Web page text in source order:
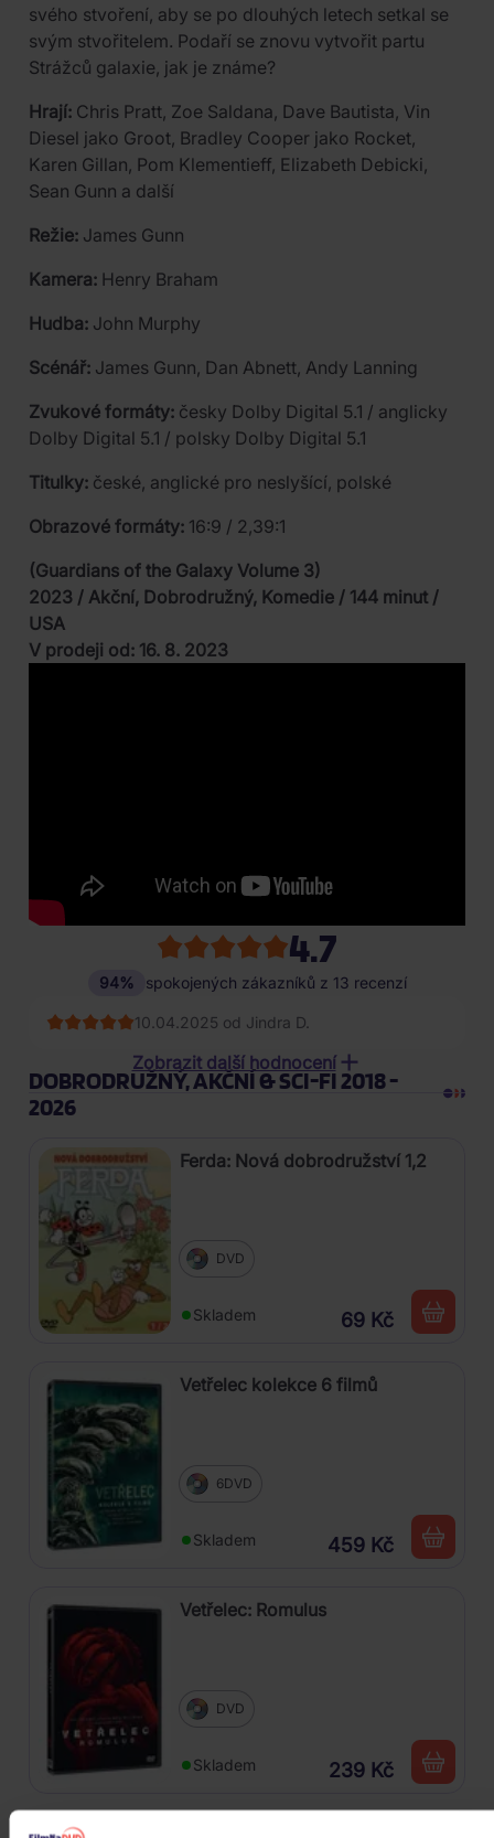
svého stvoření, aby se po dlouhých letech setkal se
svým stvořitelem. Podaří se znovu vytvořit partu
Strážců galaxie, jak je známe?
Hrají: Chris Pratt, Zoe Saldana, Dave Bautista, Vin
Diesel jako Groot, Bradley Cooper jako Rocket,
Karen Gillan, Pom Klementieff, Elizabeth Debicki,
Sean Gunn a další
Režie: James Gunn
Kamera: Henry Braham
Hudba: John Murphy
Scénář: James Gunn, Dan Abnett, Andy Lanning
Zvukové formáty: česky Dolby Digital 5.1 / anglicky
Dolby Digital 5.1 / polsky Dolby Digital 5.1
Titulky: české, anglické pro neslyšící, polské
Obrazové formáty: 16:9 / 2,39:1
(Guardians of the Galaxy Volume 3)
2023 / Akční, Dobrodružný, Komedie / 144 minut /
USA
V prodeji od: 16. 8. 2023
4.7
94% spokojených zákazníků z 13 recenzí
10.04.2025 od Jindra D.
Zobrazit další hodnocení
04.05.2024 od Radomír V*******
28.03.2024 od Dvořák P****
03.10.2023 od MILAN ?******
18.09.2023 od Petra P************
25.08.2023 od Robin ?******
25.08.2023 od Jiří J******
23.08.2023 od Olga T************
18.08.2023 od Jana ?*********
25.09.2025 od Miroslav C.
15.12.2024 od Lukáš Nechvátal
DOBRODRUŽNÝ, AKČNÍ & SCI-FI 2018 -
2026
Ferda: Nová dobrodružství 1,2
DVD
Skladem 69 Kč
Vetřelec kolekce 6 filmů
6DVD
Skladem 459 Kč
Vetřelec: Romulus
DVD
Skladem 239 Kč